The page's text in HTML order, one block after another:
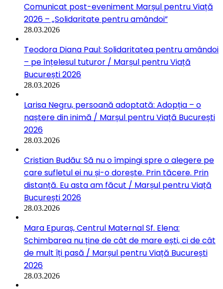
Comunicat post-eveniment Marșul pentru Viață
2026 – „Solidaritate pentru amândoi”
28.03.2026
Teodora Diana Paul: Solidaritatea pentru amândoi
– pe înțelesul tuturor / Marșul pentru Viață
București 2026
28.03.2026
Larisa Negru, persoană adoptată: Adopția – o
naștere din inimă / Marșul pentru Viață București
2026
28.03.2026
Cristian Budău: Să nu o împingi spre o alegere pe
care sufletul ei nu și-o dorește. Prin tăcere. Prin
distanță. Eu asta am făcut / Marșul pentru Viață
București 2026
28.03.2026
Mara Epuraș, Centrul Maternal Sf. Elena:
Schimbarea nu ține de cât de mare ești, ci de cât
de mult îți pasă / Marșul pentru Viață București
2026
28.03.2026